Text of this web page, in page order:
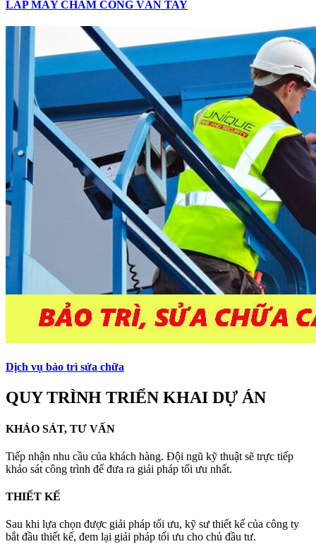
LẮP MÁY CHẤM CÔNG VÂN TAY
Dịch vụ bảo trì sửa chữa
QUY TRÌNH TRIỂN KHAI DỰ ÁN
KHẢO SÁT, TƯ VẤN
Tiếp nhận nhu cầu của khách hàng. Đội ngũ kỹ thuật sẽ trực tiếp
khảo sát công trình để đưa ra giải pháp tối ưu nhất.
THIẾT KẾ
Sau khi lựa chọn được giải pháp tối ưu, kỹ sư thiết kế của công ty
bắt đầu thiết kế, đem lại giải pháp tối ưu cho chủ đầu tư.